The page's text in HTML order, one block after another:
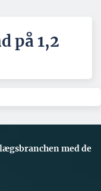
på 1,2
med de